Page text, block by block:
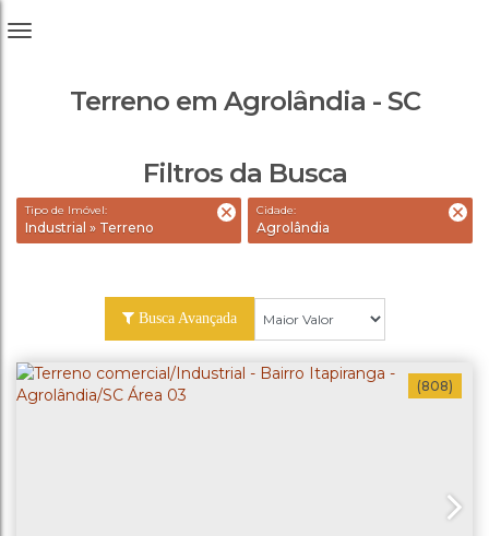
Terreno em Agrolândia - SC
Filtros da Busca
Tipo de Imóvel:
Industrial » Terreno
Cidade:
Agrolândia
Busca Avançada
(808)